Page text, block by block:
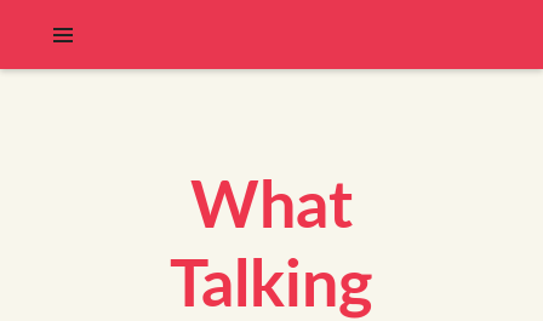
What
Talking